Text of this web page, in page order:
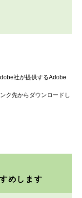
社が提供するAdobe
ク先からダウンロードし
めします